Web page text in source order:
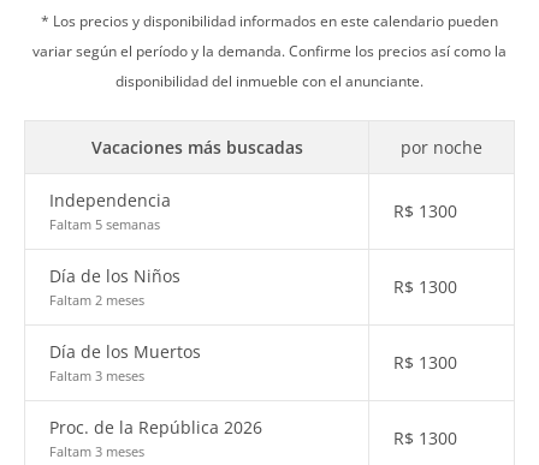
* Los precios y disponibilidad informados en este calendario pueden
variar según el período y la demanda. Confirme los precios así como la
disponibilidad del inmueble con el anunciante.
Vacaciones más buscadas por noche
Independencia
Faltam 5 semanas
R$ 1300
Día de los Niños
Faltam 2 meses
R$ 1300
Día de los Muertos
Faltam 3 meses
R$ 1300
Proc. de la República 2026
Faltam 3 meses
R$ 1300